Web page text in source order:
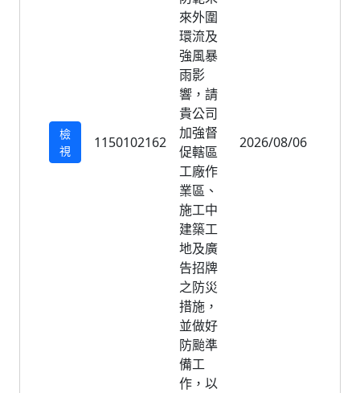
檢
視
1150102162
來外圍
環流及
強風暴
雨影
響，請
貴公司
加強督
促轄區
工廠作
業區、
施工中
建築工
地及廣
告招牌
之防災
措施，
並做好
防颱準
備工
作，以
2026/08/06